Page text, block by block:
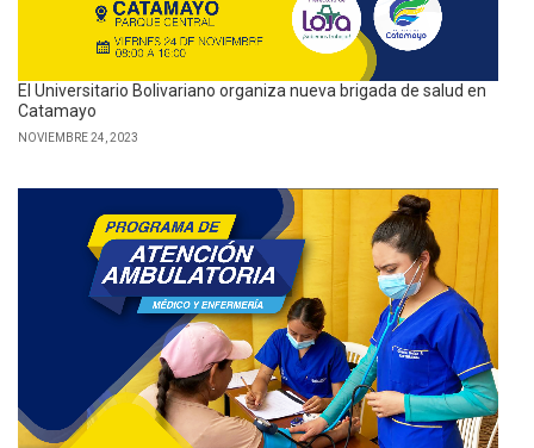
El Universitario Bolivariano organiza nueva brigada de salud en
Catamayo
NOVIEMBRE 24, 2023